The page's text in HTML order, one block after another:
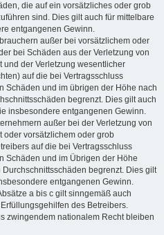
die auf ein vorsätzliches oder grob
sind. Dies gilt auch für mittelbare
entgangenen Gewinn.
außer bei vorsätzlichem oder
bei Schäden aus der Verletzung von
und der Verletzung wesentlicher
auf die bei Vertragsschluss
Schäden und im übrigen der Höhe nach
begrenzt. Dies gilt auch
insbesondere entgangenen Gewinn.
außer bei der Verletzung von
oder vorsätzlichem oder grob
auf die bei Vertragsschluss
Schäden und im Übrigen der Höhe
begrenzt. Dies gilt
entgangenen Gewinn.
a bis c gilt sinngemäß auch
des Betreibers.
zwingendem nationalem Recht bleiben